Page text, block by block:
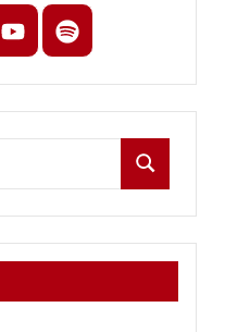
youtubespotify
Buscar